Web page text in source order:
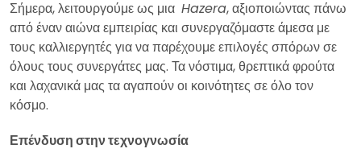
Σήμερα, λειτουργούμε ως μια Hazera, αξιοποιώντας πάνω
από έναν αιώνα εμπειρίας και συνεργαζόμαστε άμεσα με
τους καλλιεργητές για να παρέχουμε επιλογές σπόρων σε
όλους τους συνεργάτες μας. Τα νόστιμα, θρεπτικά φρούτα
και λαχανικά μας τα αγαπούν οι κοινότητες σε όλο τον
κόσμο.
Επένδυση στην τεχνογνωσία